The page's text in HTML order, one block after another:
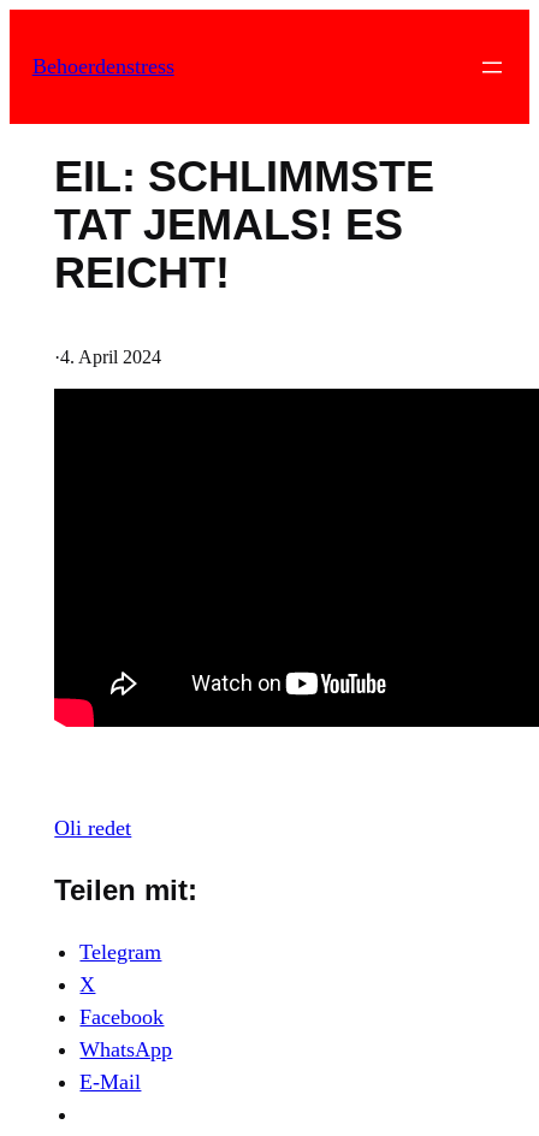
Inhalt
Behoerdenstress
EIL: SCHLIMMSTE
TAT JEMALS! ES
REICHT!
·4. April 2024
Oli redet
Teilen mit:
Telegram
X
Facebook
WhatsApp
E-Mail